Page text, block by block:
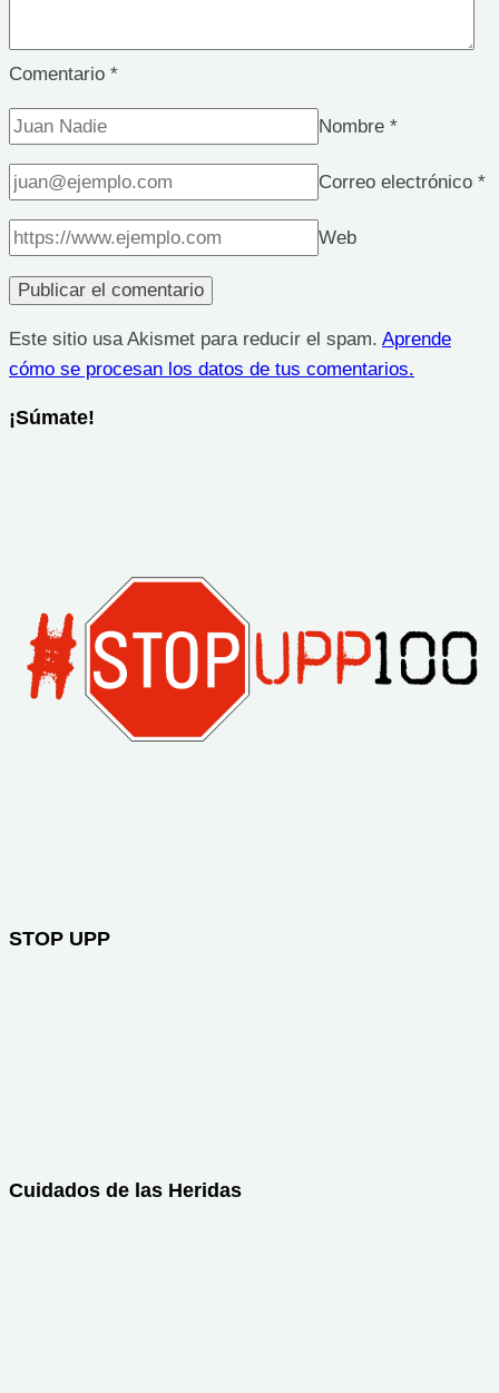
Comentario *
Nombre *
Correo electrónico *
Web
Este sitio usa Akismet para reducir el spam. Aprende
cómo se procesan los datos de tus comentarios.
¡Súmate!
STOP UPP
Cuidados de las Heridas